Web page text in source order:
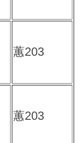
蕙203
蕙203